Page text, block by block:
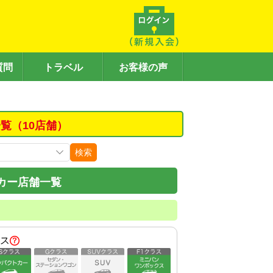
問 トラベル お客様の声
（10店舗）
検索
ー店舗一覧